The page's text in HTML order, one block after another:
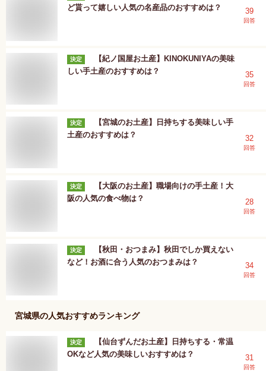
ど貰って嬉しい人気の名産品のおすすめは？
39
回答
決定
【紀ノ国屋お土産】KINOKUNIYAの美味
しい手土産のおすすめは？
35
回答
決定
【宮城のお土産】日持ちする美味しい手
土産のおすすめは？
32
回答
決定
【大阪のお土産】職場向けの手土産！大
阪の人気の食べ物は？
28
回答
決定
【秋田・おつまみ】秋田でしか買えない
など！お酒に合う人気のおつまみは？
34
回答
宮城県の人気おすすめランキング
決定
【仙台ずんだお土産】日持ちする・常温
OKなど人気の美味しいおすすめは？
31
回答